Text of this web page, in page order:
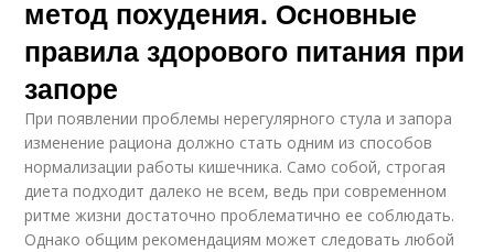
метод похудения. Основные
правила здорового питания при
запоре
При появлении проблемы нерегулярного стула и запора
изменение рациона должно стать одним из способов
нормализации работы кишечника. Само собой, строгая
диета подходит далеко не всем, ведь при современном
ритме жизни достаточно проблематично ее соблюдать.
Однако общим рекомендациям может следовать любой